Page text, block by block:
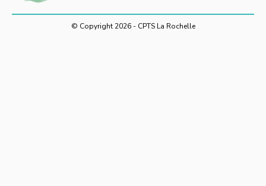
© Copyright 2026 - CPTS La Rochelle